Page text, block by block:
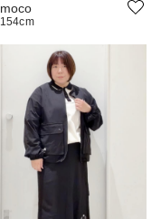
moco
154cm